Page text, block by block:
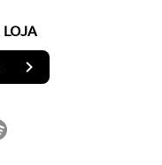
LOJA